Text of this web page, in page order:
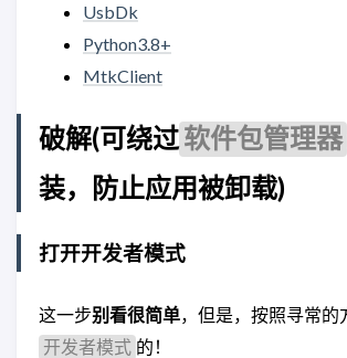
UsbDk
Python3.8+
MtkClient
破解(可绕过软件包管理器
装，防止应用被卸载)
打开开发者模式
这一步别看很简单，但是，按照寻常的
开发者模式 的！